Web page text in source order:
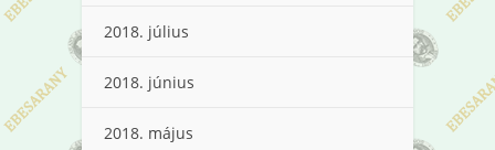
2018. július
2018. június
2018. május